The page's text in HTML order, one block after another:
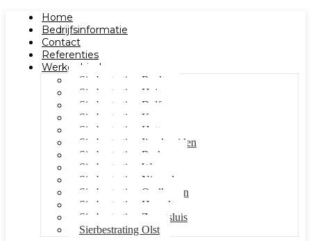
Home
Bedrijfsinformatie
Contact
Referenties
Werkgebied
Sierbestrating Raalte
Sierbestrating Heino
Sierbestrating Dalfsen
Sierbestrating Kampen
Sierbestrating Hattem
Sierbestrating Ijsselmuiden
Sierbestrating Berkum
Sierbestrating Wezep
Sierbestrating Nieuwleusen
Sierbestrating Oudleusen
Sierbestrating Hasselt
Sierbestrating Zwartsluis
Sierbestrating Olst